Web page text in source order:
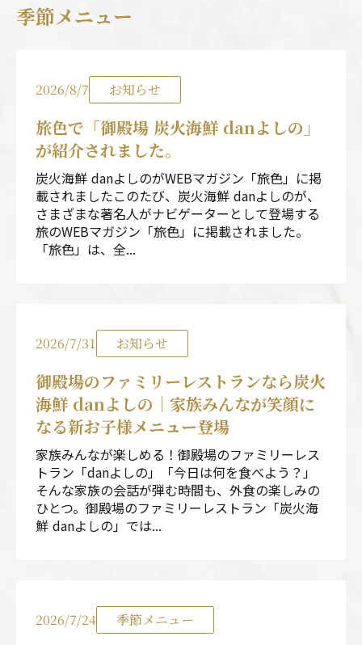
季節メニュー
2026/8/7 お知らせ
旅色で「御殿場 炭火海鮮 danよしの」
が紹介されました。
炭火海鮮 danよしのがWEBマガジン「旅色」に掲
載されましたこのたび、炭火海鮮 danよしのが、
さまざまな著名人がナビゲーターとして登場する
旅のWEBマガジン「旅色」に掲載されました。
「旅色」は、全...
2026/7/31 お知らせ
御殿場のファミリーレストランなら炭火
海鮮 danよしの｜家族みんなが笑顔に
なる新お子様メニュー登場
家族みんなが楽しめる！御殿場のファミリーレス
トラン「danよしの」「今日は何を食べよう？」
そんな家族の会話が弾む時間も、外食の楽しみの
ひとつ。御殿場のファミリーレストラン「炭火海
鮮 danよしの」では...
2026/7/24 季節メニュー